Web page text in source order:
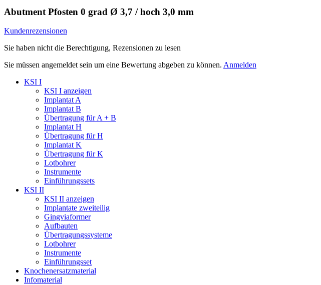
Abutment Pfosten 0 grad Ø 3,7 / hoch 3,0 mm
Kundenrezensionen
Sie haben nicht die Berechtigung, Rezensionen zu lesen
Sie müssen angemeldet sein um eine Bewertung abgeben zu können. Anmelden
KSI I
KSI I anzeigen
Implantat A
Implantat B
Übertragung für A + B
Implantat H
Übertragung für H
Implantat K
Übertragung für K
Lotbohrer
Instrumente
Einführungssets
KSI II
KSI II anzeigen
Implantate zweiteilig
Gingviaformer
Aufbauten
Übertragungssysteme
Lotbohrer
Instrumente
Einführungsset
Knochenersatzmaterial
Infomaterial